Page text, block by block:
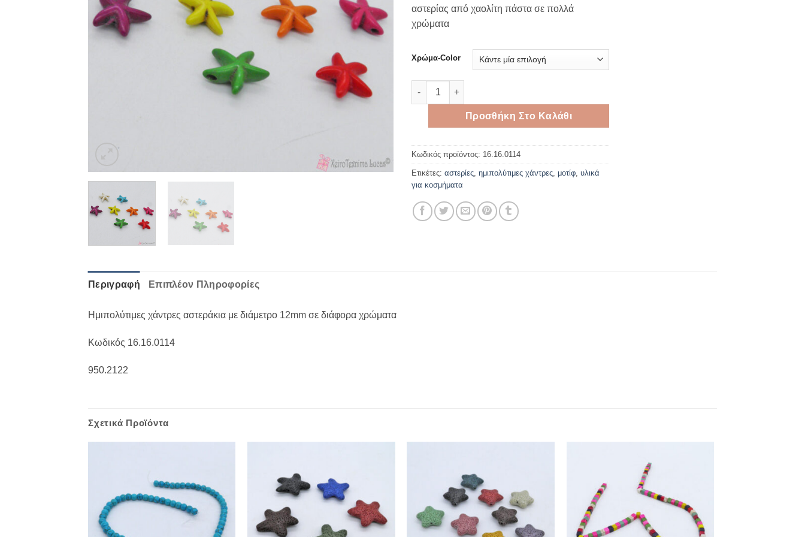
αστερίας από χαολίτη πάστα σε πολλά
χρώματα
Χρώμα-Color
Χαολίτης ημιπολίτιμες χάντρες αστερίας 12mm σε διάφορα χρώματα ποσότητα
Προσθήκη Στο Καλάθι
Κωδικός προϊόντος: 16.16.0114
Ετικέτες: αστερίες ημιπολύτιμες χάντρες μοτίφ υλικά
για κοσμήματα
Περιγραφή Επιπλέον Πληροφορίες
Ημιπολύτιμες χάντρες αστεράκια με διάμετρο 12mm σε διάφορα χρώματα
Κωδικός 16.16.0114
950.2122
Σχετικά Προϊόντα